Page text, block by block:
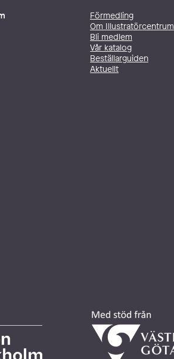
Förmedling
Om Illustratörcentrum
Bli medlem
Vår katalog
Beställarguiden
Aktuellt